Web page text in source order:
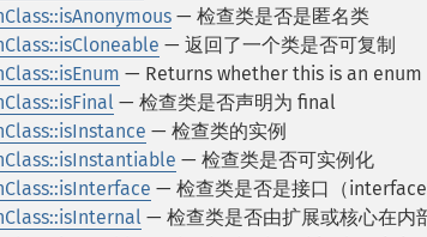
— 检查类是否是匿名类
— 返回了一个类是否可复制
— Returns whether this is an enum
— 检查类是否声明为 final
— 检查类的实例
— 检查类是否可实例化
— 检查类是否是接口（interface
— 检查类是否由扩展或核心在内